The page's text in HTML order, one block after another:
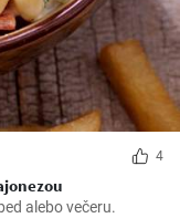
4
alebo večeru.